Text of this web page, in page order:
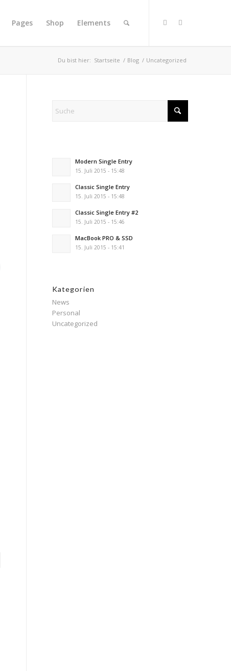
Pages Shop Elements
Du bist hier: Startseite / Blog / Uncategorized
Modern Single Entry
15. Juli 2015 - 15:48
Classic Single Entry
15. Juli 2015 - 15:48
Classic Single Entry #2
15. Juli 2015 - 15:46
MacBook PRO & SSD
15. Juli 2015 - 15:41
Kategorien
News
Personal
Uncategorized